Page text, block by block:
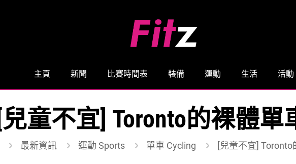
主頁 新聞 比賽時間表 裝備 運動 生活 活動
[兒童不宜] Toronto的裸體單
最新資訊 運動 Sports 單車 Cycling [兒童不宜] Toronto